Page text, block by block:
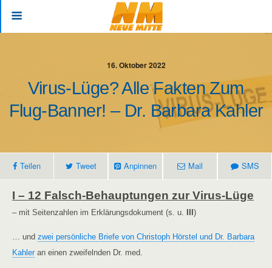
16. Oktober 2022
Virus-Lüge? Alle Fakten Zum
Flug-Banner! – Dr. Barbara Kahler
Teilen Tweet Anpinnen Mail SMS
I – 12 Falsc h-Behauptungen zur Virus-Lüge
– mit Seitenzahlen im Erklärungsdokument (s. u. )
… und zwei persönliche Briefe von Christoph Hörstel und Dr. Barbara
Kahleran einen zweifelnden Dr. med.